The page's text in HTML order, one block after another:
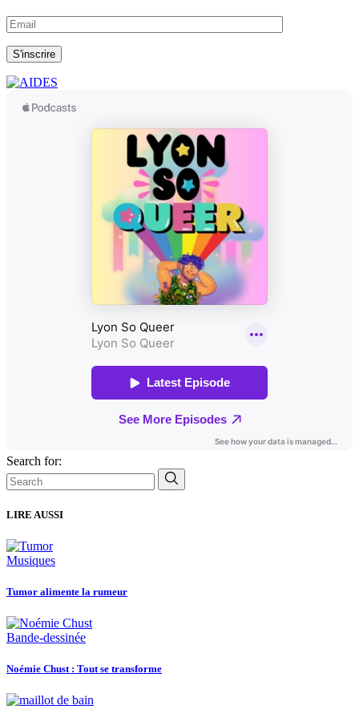
S'inscrire
Search for:
LIRE AUSSI
Musiques
Tumor alimente la rumeur
Bande-dessinée
Noémie Chust : Tout se transforme